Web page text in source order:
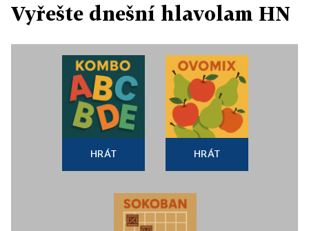
Vyřešte dnešní hlavolam HN
HRÁT HRÁT